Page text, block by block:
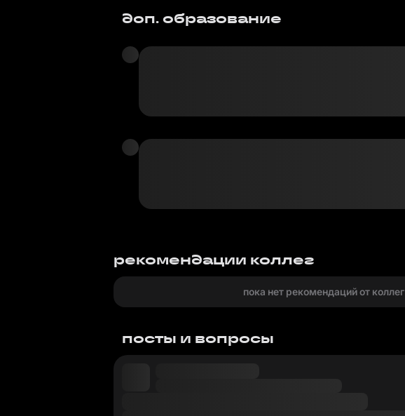
доп. образование
рекомендации коллег
пока нет рекомендаций от коллег
посты и вопросы